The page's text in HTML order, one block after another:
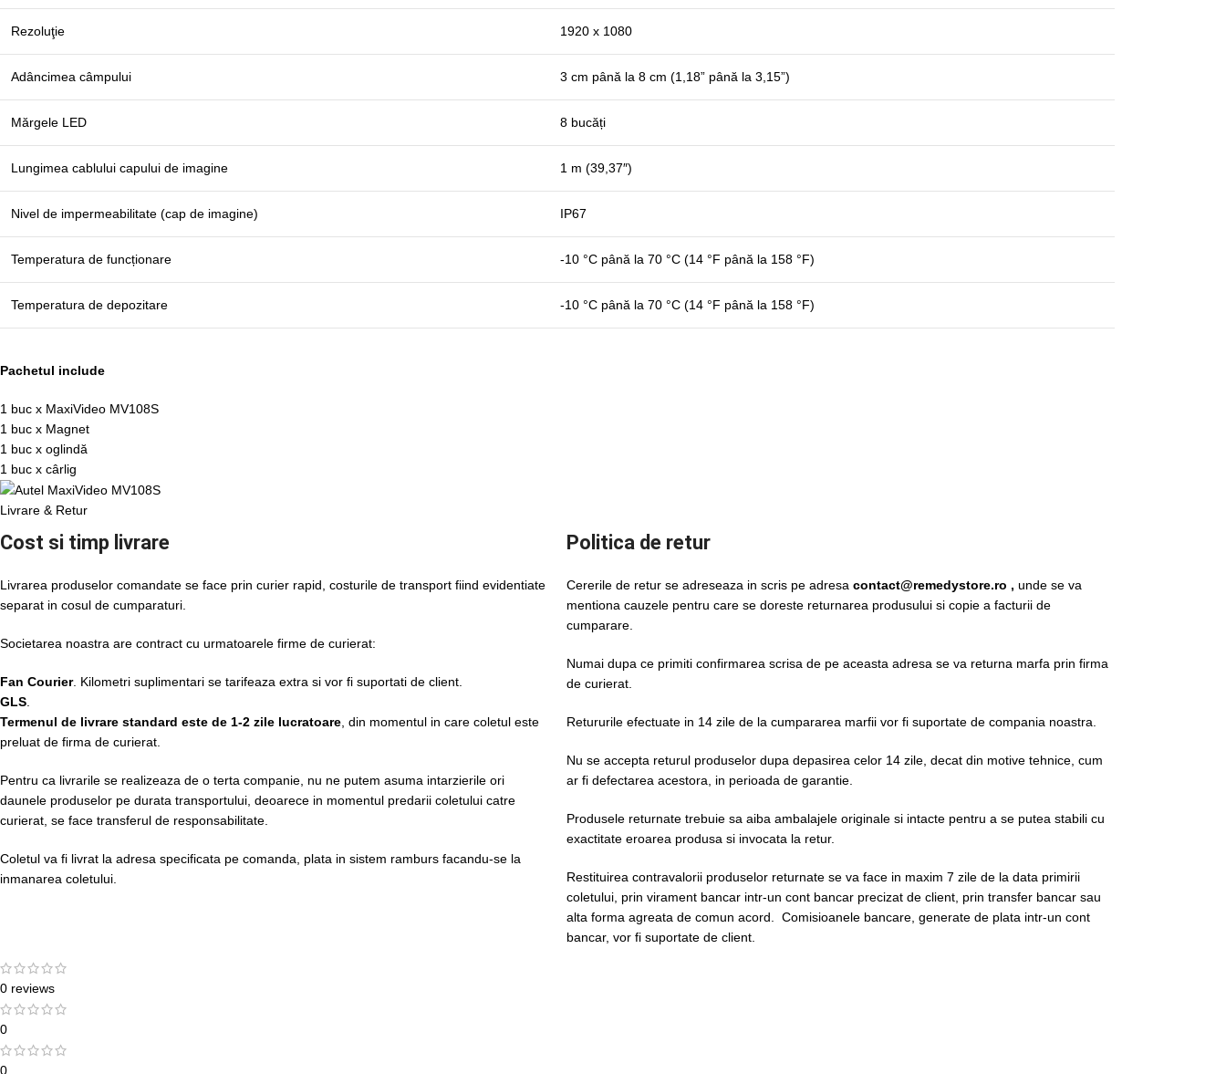
Rezoluţie 1920 x 1080
Adâncimea câmpului 3 cm până la 8 cm (1,18” până la 3,15”)
Mărgele LED 8 bucăți
Lungimea cablului capului de imagine 1 m (39,37″)
Nivel de impermeabilitate (cap de imagine) IP67
Temperatura de funcționare -10 °C până la 70 °C (14 °F până la 158 °F)
Temperatura de depozitare -10 °C până la 70 °C (14 °F până la 158 °F)
Pachetul include
1 buc x MaxiVideo MV108S
1 buc x Magnet
1 buc x oglindă
1 buc x cârlig
Livrare & Retur
Cost si timp livrare
Livrarea produselor comandate se face prin curier rapid, costurile de transport fiind evidentiate
separat in cosul de cumparaturi.
Societarea noastra are contract cu urmatoarele firme de curierat:
Fan Courier. Kilometri suplimentari se tarifeaza extra si vor fi suportati de client.
GLS.
Termenul de livrare standard este de 1-2 zile lucratoare, din momentul in care coletul este
preluat de firma de curierat.
Pentru ca livrarile se realizeaza de o terta companie, nu ne putem asuma intarzierile ori
daunele produselor pe durata transportului, deoarece in momentul predarii coletului catre
curierat, se face transferul de responsabilitate.
Coletul va fi livrat la adresa specificata pe comanda, plata in sistem ramburs facandu-se la
inmanarea coletului.
Politica de retur
Cererile de retur se adreseaza in scris pe adresa contact@remedystore.ro , unde se va
mentiona cauzele pentru care se doreste returnarea produsului si copie a facturii de
cumparare.
Numai dupa ce primiti confirmarea scrisa de pe aceasta adresa se va returna marfa prin firma
de curierat.
Retururile efectuate in 14 zile de la cumpararea marfii vor fi suportate de compania noastra.
Nu se accepta returul produselor dupa depasirea celor 14 zile, decat din motive tehnice, cum
ar fi defectarea acestora, in perioada de garantie.
Produsele returnate trebuie sa aiba ambalajele originale si intacte pentru a se putea stabili cu
exactitate eroarea produsa si invocata la retur.
Restituirea contravalorii produselor returnate se va face in maxim 7 zile de la data primirii
coletului, prin virament bancar intr-un cont bancar precizat de client, prin transfer bancar sau
alta forma agreata de comun acord. Comisioanele bancare, generate de plata intr-un cont
bancar, vor fi suportate de client.
0 reviews
0
0